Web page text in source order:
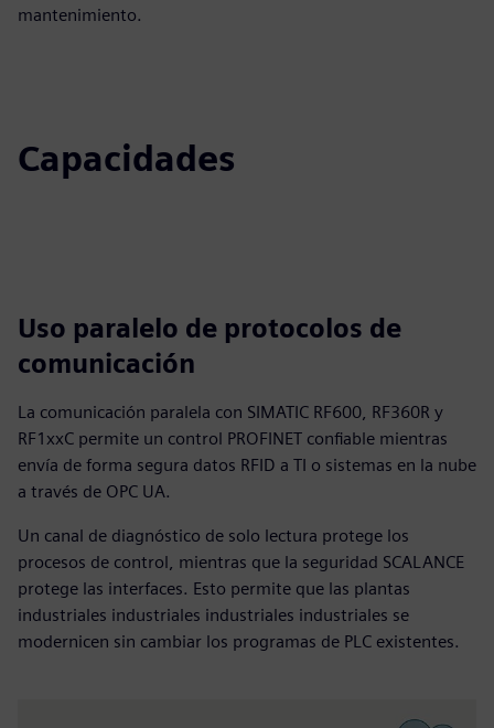
mantenimiento.
Capacidades
Uso paralelo de protocolos de
comunicación
La comunicación paralela con SIMATIC RF600, RF360R y
RF1xxC permite un control PROFINET confiable mientras
envía de forma segura datos RFID a TI o sistemas en la nube
a través de OPC UA.
Un canal de diagnóstico de solo lectura protege los
procesos de control, mientras que la seguridad SCALANCE
protege las interfaces. Esto permite que las plantas
industriales industriales industriales industriales se
modernicen sin cambiar los programas de PLC existentes.